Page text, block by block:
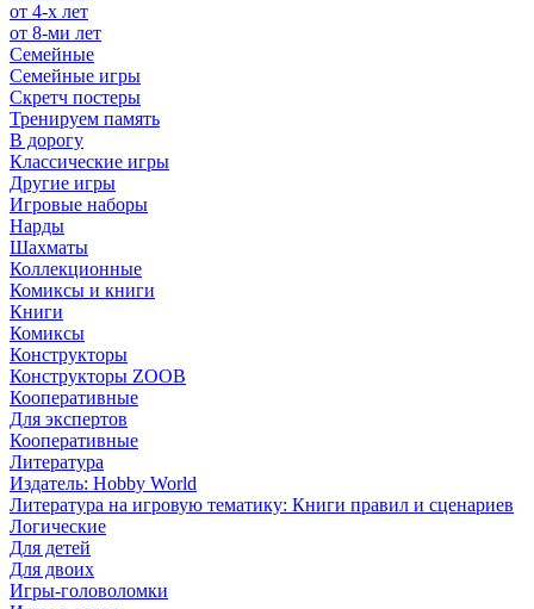
от 4-х лет
от 8-ми лет
Семейные
Семейные игры
Скретч постеры
Тренируем память
В дорогу
Классические игры
Другие игры
Игровые наборы
Нарды
Шахматы
Коллекционные
Комиксы и книги
Книги
Комиксы
Конструкторы
Конструкторы ZOOB
Кооперативные
Для экспертов
Кооперативные
Литература
Издатель: Hobby World
Литература на игровую тематику: Книги правил и сценариев
Логические
Для детей
Для двоих
Игры-головоломки